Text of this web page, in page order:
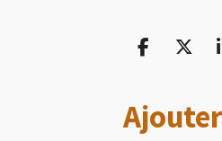
P
t
a
P
t
a